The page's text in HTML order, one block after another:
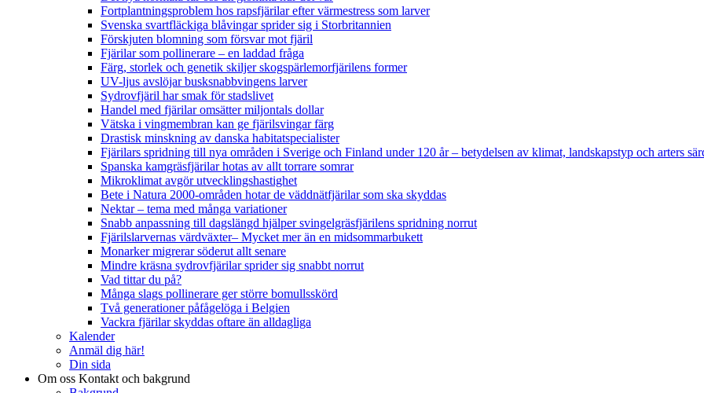
Fortplantningsproblem hos rapsfjärilar efter värmestress som larver
Svenska svartfläckiga blåvingar sprider sig i Storbritannien
Förskjuten blomning som försvar mot fjäril
Fjärilar som pollinerare – en laddad fråga
Färg, storlek och genetik skiljer skogspärlemorfjärilens former
UV-ljus avslöjar busksnabbvingens larver
Sydrovfjäril har smak för stadslivet
Handel med fjärilar omsätter miljontals dollar
Vätska i vingmembran kan ge fjärilsvingar färg
Drastisk minskning av danska habitatspecialister
Fjärilars spridning till nya områden i Sverige och Finland under 120 år– betydelsen av klimat, landskapstyp och arters
Spanska kamgräsfjärilar hotas av allt torrare somrar
Mikroklimat avgör utvecklingshastighet
Bete i Natura 2000-områden hotar de väddnätfjärilar som ska skyddas
Nektar – tema med många variationer
Snabb anpassning till dagslängd hjälper svingelgräsfjärilens spridning norrut
Fjärilslarvernas värdväxter– Mycket mer än en midsommarbukett
Monarker migrerar söderut allt senare
Mindre kräsna sydrovfjärilar sprider sig snabbt norrut
Vad tittar du på?
Många slags pollinerare ger större bomullsskörd
Två generationer påfågelöga i Belgien
Vackra fjärilar skyddas oftare än alldagliga
Kalender
Anmäl dig här!
Din sida
Om oss Kontakt och bakgrund